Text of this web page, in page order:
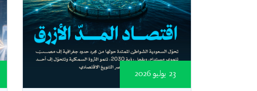
23 يوليو 2026